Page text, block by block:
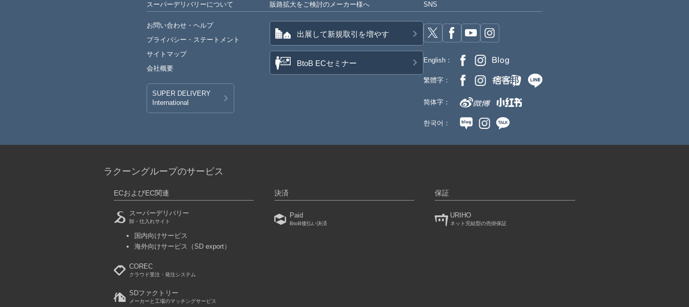
スーパーデリバリーについて
お問い合わせ・ヘルプ
プライバシー・ ステートメント
サイトマップ
会社概要
SUPER DELIVERY
International
販路拡大をご検討のメーカー様へ
出展して新規取引を増やす
BtoB ECセミナー
SNS
English：
繁體字：
简体字：
한국어：
ラクーングループのサービス
ECおよびEC関連
スーパーデリバリー
卸・仕入れサイト
国内向けサービス
海外向けサービス
（SD export）
COREC
クラウド受注・発注システム
SDファクトリー
メーカーと工場のマッチングサービス
決済
Paid
BtoB後払い決済
保証
URIHO
ネット完結型の売掛保証